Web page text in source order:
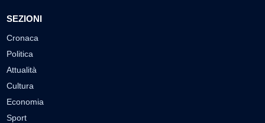
SEZIONI
Cronaca
Politica
Attualità
Cultura
Economia
Sport